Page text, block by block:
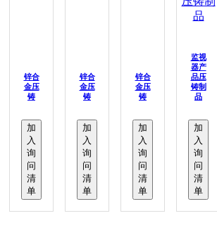
锌合
金压
铸
加
入
询
问
清
单
锌合
金压
铸
加
入
询
问
清
单
锌合
金压
铸
加
入
询
问
清
单
监视
器产
品压
铸制
品
加
入
询
问
清
单